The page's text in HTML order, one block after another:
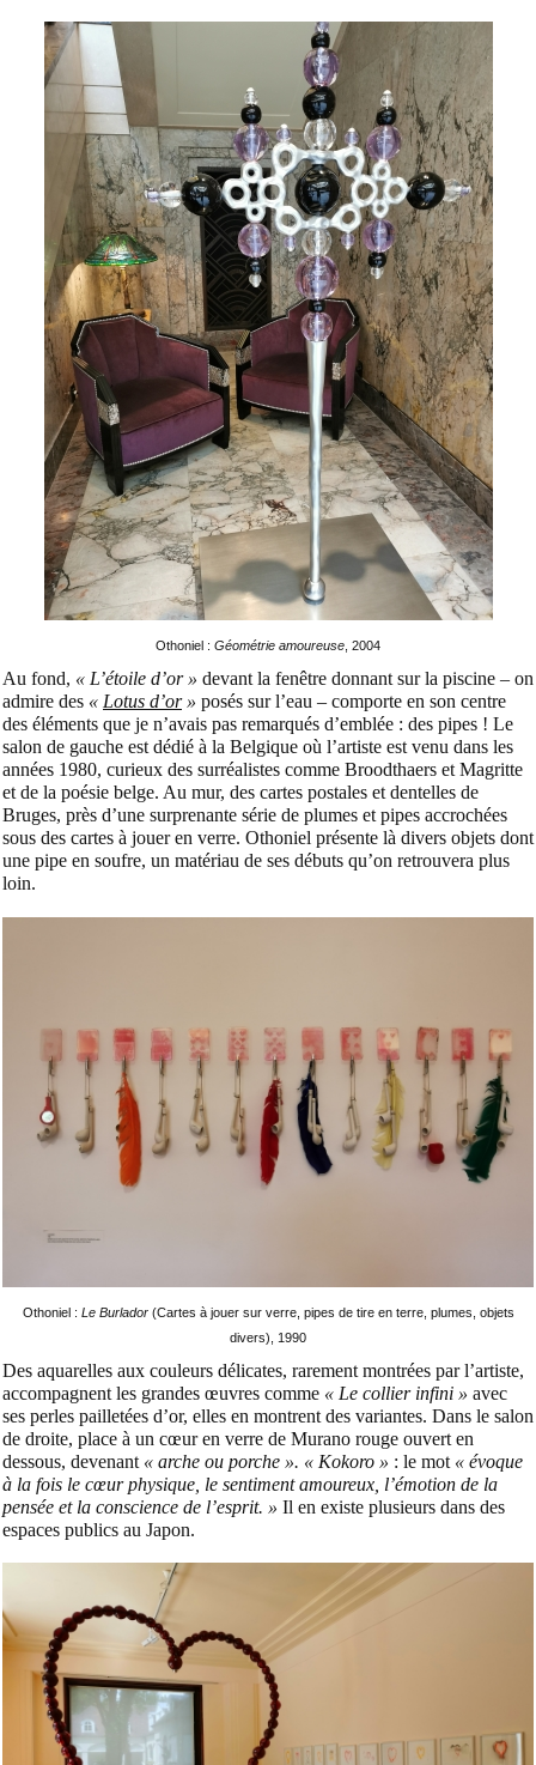
Othoniel : Géométrie amoureuse , 2004
Au fond, « L’étoile d’or » devant la fenêtre donnant sur la piscine – on
admire des « Lotus d’or» posés sur l’eau – comporte en son centre
des éléments que je n’avais pas remarqués d’emblée : des pipes ! Le
salon de gauche est dédié à la Belgique où l’artiste est venu dans les
années 1980, curieux des surréalistes comme Broodthaers et Magritte
et de la poésie belge. Au mur, des cartes postales et dentelles de
Bruges, près d’une surprenante série de plumes et pipes accrochées
sous des cartes à jouer en verre. Othoniel présente là divers objets dont
une pipe en soufre, un matériau de ses débuts qu’on retrouvera plus
loin.
Othoniel : Le Burlador(Cartes à jouer sur verre, pipes de tire en terre, plumes, objets
divers), 1990
Des aquarelles aux couleurs délicates, rarement montrées par l’artiste,
accompagnent les grandes œuvres comme « Le collier infini » avec
ses perles pailletées d’or, elles en montrent des variantes. Dans le salon
de droite, place à un cœur en verre de Murano rouge ouvert en
dessous, devenant « arche ou porche ». « Kokoro » : le mot « évoque
à la fois le cœur physique, le sentiment amoureux, l’émotion de la
pensée et la conscience de l’esprit. » Il en existe plusieurs dans des
espaces publics au Japon.